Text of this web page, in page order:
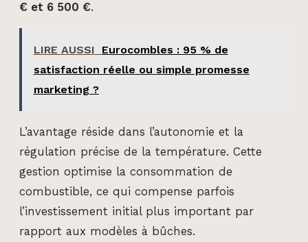
€ et 6 500 €.
LIRE AUSSI
Eurocombles : 95 % de
satisfaction réelle ou simple promesse
marketing ?
L’avantage réside dans l’autonomie et la
régulation précise de la température. Cette
gestion optimise la consommation de
combustible, ce qui compense parfois
l’investissement initial plus important par
rapport aux modèles à bûches.